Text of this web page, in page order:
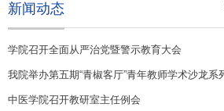
新闻动态
学院召开全面从严治党暨警示教育大会
我院举办第五期“青椒客厅”青年教师学术沙龙系
中医学院召开教研室主任例会